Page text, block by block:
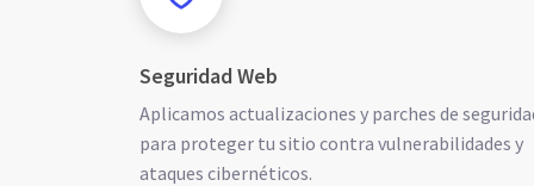
Seguridad Web
Aplicamos actualizaciones y parches de
para proteger tu sitio contra vulnerabilidades y
ataques cibernéticos.